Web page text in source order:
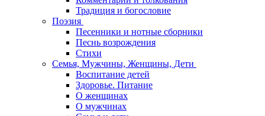
Традиция и богословие
Поэзия
Песенники и нотные сборники
Песнь возрождения
Стихи
Семья, Мужчины, Женщины, Дети
Воспитание детей
Здоровье. Питание
О женщинах
О мужчинах